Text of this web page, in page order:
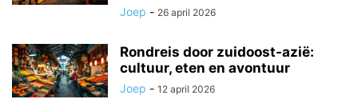
Joep - 26 april 2026
Rondreis door zuidoost-azië:
cultuur, eten en avontuur
Joep - 12 april 2026